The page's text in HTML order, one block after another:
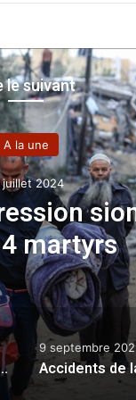
le suivant
à
septembre 2023
Accidents de la circulation et noyade : 13 morts et plus de 400 blessés en 24 heures